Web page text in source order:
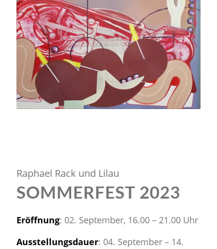
Raphael Rack und Lilau
SOMMERFEST 2023
Eröffnung: 02. September, 16.00 – 21.00 Uhr
Ausstellungsdauer: 04. September – 14.